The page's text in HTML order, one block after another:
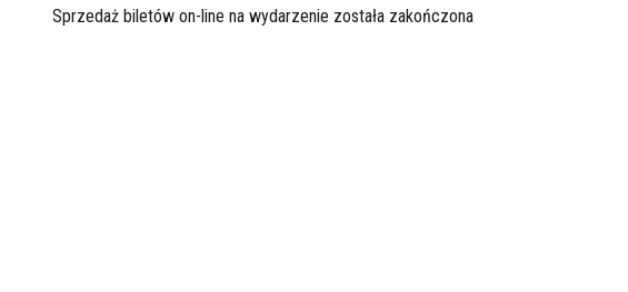
Sprzedaż biletów on-line na wydarzenie została zakończona